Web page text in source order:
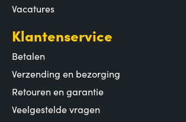
Vacatures
Klantenservice
Betalen
Verzending en bezorging
Retouren en garantie
Veelgestelde vragen